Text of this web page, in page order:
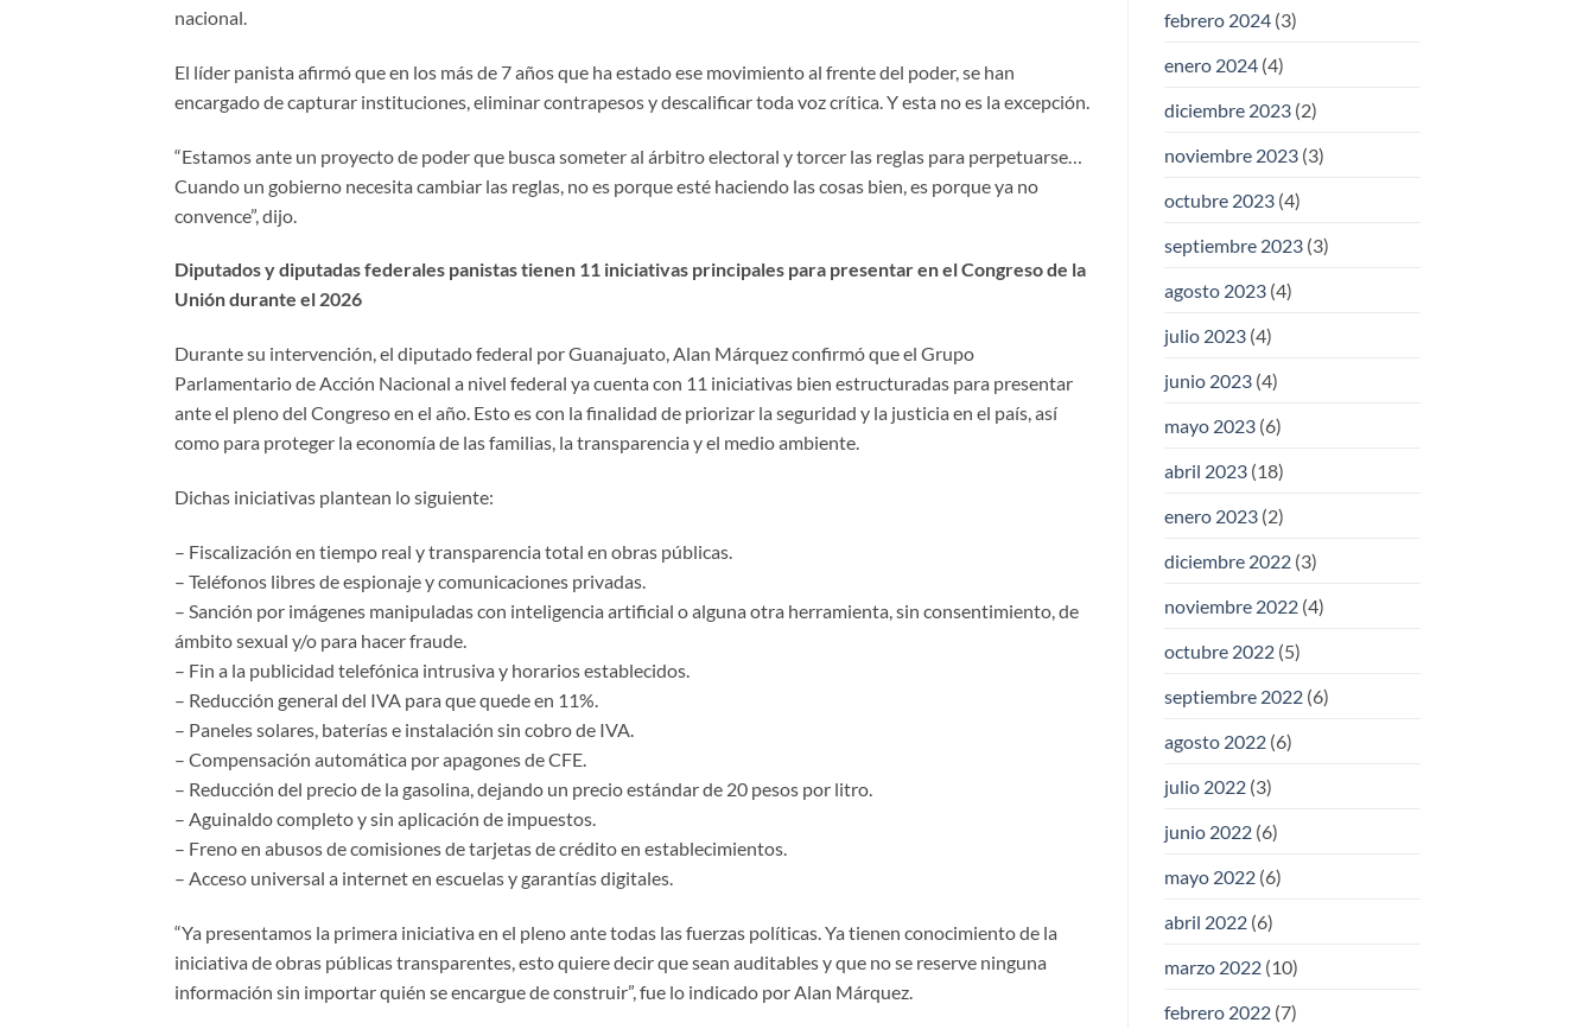
nacional.
El líder panista afirmó que en los más de 7 años que ha estado ese movimiento al frente del poder, se han
encargado de capturar instituciones, eliminar contrapesos y descalificar toda voz crítica. Y esta no es la excepción.
“Estamos ante un proyecto de poder que busca someter al árbitro electoral y torcer las reglas para perpetuarse…
Cuando un gobierno necesita cambiar las reglas, no es porque esté haciendo las cosas bien, es porque ya no
convence”, dijo.
Diputados y diputadas federales panistas tienen 11 iniciativas principales para presentar en el Congreso de la
Unión durante el 2026
Durante su intervención, el diputado federal por Guanajuato, Alan Márquez confirmó que el Grupo
Parlamentario de Acción Nacional a nivel federal ya cuenta con 11 iniciativas bien estructuradas para presentar
ante el pleno del Congreso en el año. Esto es con la finalidad de priorizar la seguridad y la justicia en el país, así
como para proteger la economía de las familias, la transparencia y el medio ambiente.
Dichas iniciativas plantean lo siguiente:
– Fiscalización en tiempo real y transparencia total en obras públicas.
– Teléfonos libres de espionaje y comunicaciones privadas.
– Sanción por imágenes manipuladas con inteligencia artificial o alguna otra herramienta, sin consentimiento, de
ámbito sexual y/o para hacer fraude.
– Fin a la publicidad telefónica intrusiva y horarios establecidos.
– Reducción general del IVA para que quede en 11%.
– Paneles solares, baterías e instalación sin cobro de IVA.
– Compensación automática por apagones de CFE.
– Reducción del precio de la gasolina, dejando un precio estándar de 20 pesos por litro.
– Aguinaldo completo y sin aplicación de impuestos.
– Freno en abusos de comisiones de tarjetas de crédito en establecimientos.
– Acceso universal a internet en escuelas y garantías digitales.
“Ya presentamos la primera iniciativa en el pleno ante todas las fuerzas políticas. Ya tienen conocimiento de la
iniciativa de obras públicas transparentes, esto quiere decir que sean auditables y que no se reserve ninguna
información sin importar quién se encargue de construir”, fue lo indicado por Alan Márquez.
febrero 2024(3)
enero 2024(4)
diciembre 2023(2)
noviembre 2023(3)
octubre 2023(4)
septiembre 2023(3)
agosto 2023(4)
julio 2023(4)
junio 2023(4)
mayo 2023(6)
abril 2023(18)
enero 2023(2)
diciembre 2022(3)
noviembre 2022(4)
octubre 2022(5)
septiembre 2022(6)
agosto 2022(6)
julio 2022(3)
junio 2022(6)
mayo 2022(6)
abril 2022(6)
marzo 2022(10)
febrero 2022(7)